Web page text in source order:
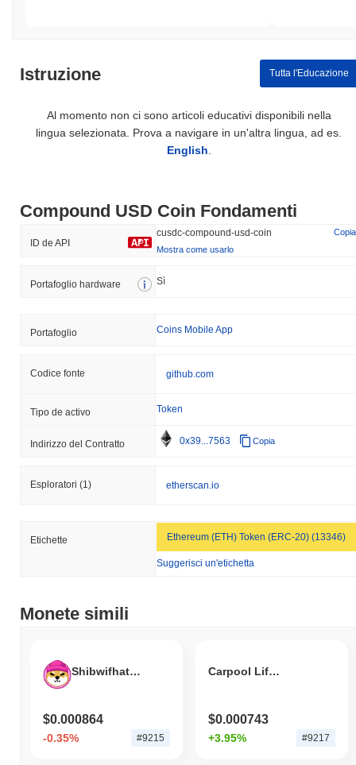
Istruzione Tutta l'Educazione
Al momento non ci sono articoli educativi disponibili nella
lingua selezionata. Prova a navigare in un'altra lingua, ad es.
English
Compound USD Coin Fondamenti
ID de API
cusdc-compound-usd-coin
Copia
Mostra come usarlo
Portafoglio hardware Sì
Portafoglio Coins Mobile App
Codice fonte github.com
Tipo de activo Token
Indirizzo del Contratto 0x39...7563 Copia
Esploratori (1) etherscan.io
Etichette Ethereum (ETH) Token (ERC-20) (13346)
Suggerisci un'etichetta
Monete simili
Shibwifhatcoin
$0.000864
-0.35% #9215
Carpool Life Economy
$0.000743
+3.95% #9217